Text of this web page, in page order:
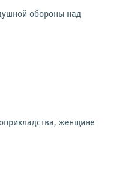
обороны над
женщине